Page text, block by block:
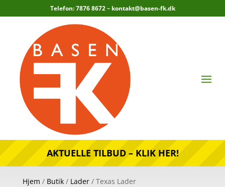
Telefon: 7876 8672 – kontakt@basen-fk.dk
AKTUELLE TILBUD – KLIK HER!
Hjem / Butik/ Lader/ Texas Lader